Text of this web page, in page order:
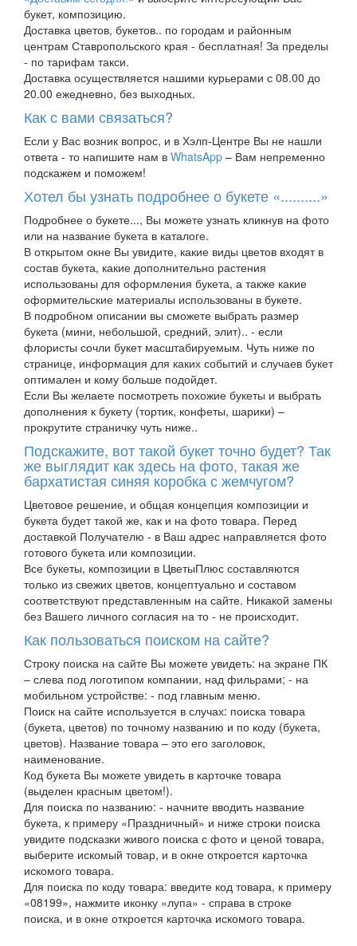
букет, композицию.
Доставка цветов, букетов.. по городам и районным
центрам Ставропольского края - бесплатная! За пределы
- по тарифам такси.
Доставка осуществляется нашими курьерами с 08.00 до
20.00 ежедневно, без выходных.
Как с вами связаться?
Если у Вас возник вопрос, и в Хэлп-Центре Вы не нашли
ответа - то напишите нам в WhatsApp – Вам непременно
подскажем и поможем!
Хотел бы узнать подробнее о букете «..........»
Подробнее о букете..., Вы можете узнать кликнув на фото
или на название букета в каталоге.
В открытом окне Вы увидите, какие виды цветов входят в
состав букета, какие дополнительно растения
использованы для оформления букета, а также какие
оформительские материалы использованы в букете.
В подробном описании вы сможете выбрать размер
букета (мини, небольшой, средний, элит).. - если
флористы сочли букет масштабируемым. Чуть ниже по
странице, информация для каких событий и случаев букет
оптимален и кому больше подойдет.
Если Вы желаете посмотреть похожие букеты и выбрать
дополнения к букету (тортик, конфеты, шарики) –
прокрутите страничку чуть ниже..
Подскажите, вот такой букет точно будет? Так
же выглядит как здесь на фото, такая же
бархатистая синяя коробка с жемчугом?
Цветовое решение, и общая концепция композиции и
букета будет такой же, как и на фото товара. Перед
доставкой Получателю - в Ваш адрес направляется фото
готового букета или композиции.
Все букеты, композиции в ЦветыПлюс составляются
только из свежих цветов, концептуально и составом
соответствуют представленным на сайте. Никакой замены
без Вашего личного согласия на то - не происходит.
Как пользоваться поиском на сайте?
Строку поиска на сайте Вы можете увидеть: на экране ПК
– слева под логотипом компании, над фильрами; - на
мобильном устройстве: - под главным меню.
Поиск на сайте используется в случах: поиска товара
(букета, цветов) по точному названию и по коду (букета,
цветов). Название товара – это его заголовок,
наименование.
Код букета Вы можете увидеть в карточке товара
(выделен красным цветом!).
Для поиска по названию: - начните вводить название
букета, к примеру «Праздничный» и ниже строки поиска
увидите подсказки живого поиска с фото и ценой товара,
выберите искомый товар, и в окне откроется карточка
искомого товара.
Для поиска по коду товара: введите код товара, к примеру
«08199», нажмите иконку «лупа» - справа в строке
поиска, и в окне откроется карточка искомого товара.